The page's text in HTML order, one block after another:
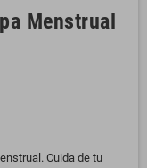
Menstrual
Cuida de tu